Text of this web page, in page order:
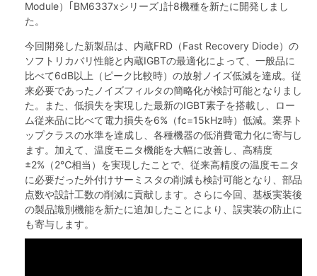
Module）｢BM6337xシリーズ｣計8機種を新たに開発しまし
た。
今回開発した新製品は、内蔵FRD（Fast Recovery Diode）の
ソフトリカバリ性能と内蔵IGBTの最適化によって、一般品に
比べて6dB以上（ピーク比較時）の放射ノイズ低減を達成。従
来必要であったノイズフィルタの簡略化が検討可能となりまし
た。また、低損失を実現した最新のIGBT素子を搭載し、ロー
ム従来品に比べて電力損失を6%（fc=15kHz時）低減。業界ト
ップクラスの水準を達成し、各種機器の低消費電力化に寄与し
ます。加えて、温度モニタ機能を大幅に改善し、高精度
±2%（2℃相当）を実現したことで、従来高精度の温度モニタ
に必要だった外付けサーミスタの削減も検討可能となり、部品
点数や設計工数の削減に貢献します。さらに今回、基板実装後
の製品識別機能を新たに追加したことにより、誤実装の防止に
も寄与します。